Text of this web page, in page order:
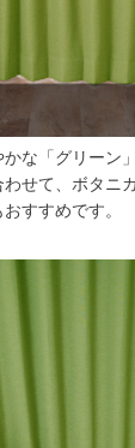
な「グリーン
せて、ボタニ
すすめです。